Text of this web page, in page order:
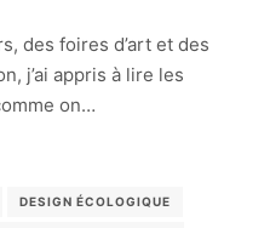
des foires d’art et des
j’ai appris à lire les
on…
DESIGN ÉCOLOGIQUE